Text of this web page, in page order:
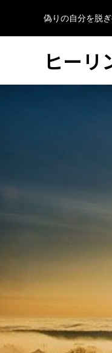
偽りの自分を脱
ヒーリ